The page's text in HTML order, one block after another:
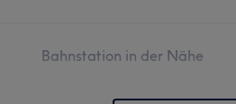
Bahnstation in der Nähe